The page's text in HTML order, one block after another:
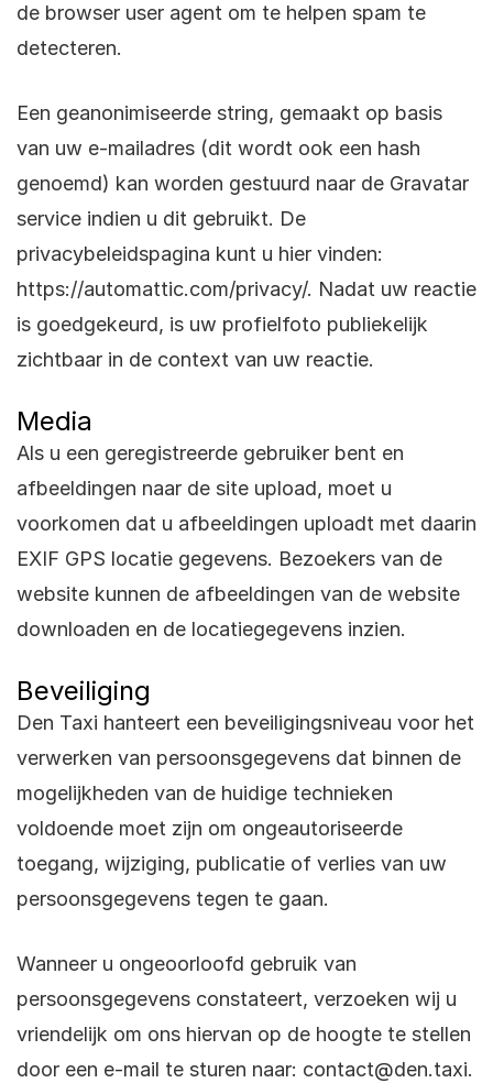
de browser user agent om te helpen spam te
detecteren.
Een geanonimiseerde string, gemaakt op basis
van uw e-mailadres (dit wordt ook een hash
genoemd) kan worden gestuurd naar de Gravatar
service indien u dit gebruikt. De
privacybeleidspagina kunt u hier vinden:
https://automattic.com/privacy/. Nadat uw reactie
is goedgekeurd, is uw profielfoto publiekelijk
zichtbaar in de context van uw reactie.
Media
Als u een geregistreerde gebruiker bent en
afbeeldingen naar de site upload, moet u
voorkomen dat u afbeeldingen uploadt met daarin
EXIF GPS locatie gegevens. Bezoekers van de
website kunnen de afbeeldingen van de website
downloaden en de locatiegegevens inzien.
Beveiliging
Den Taxi hanteert een beveiligingsniveau voor het
verwerken van persoonsgegevens dat binnen de
mogelijkheden van de huidige technieken
voldoende moet zijn om ongeautoriseerde
toegang, wijziging, publicatie of verlies van uw
persoonsgegevens tegen te gaan.
Wanneer u ongeoorloofd gebruik van
persoonsgegevens constateert, verzoeken wij u
vriendelijk om ons hiervan op de hoogte te stellen
door een e-mail te sturen naar: contact@den.taxi.